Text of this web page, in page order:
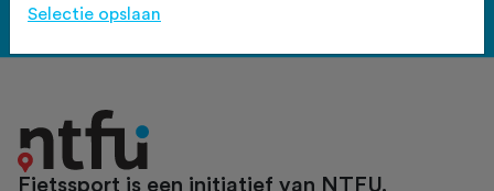
Bekijk de voordelen
Fietssport is een initiatief van NTFU.
Selectie opslaan